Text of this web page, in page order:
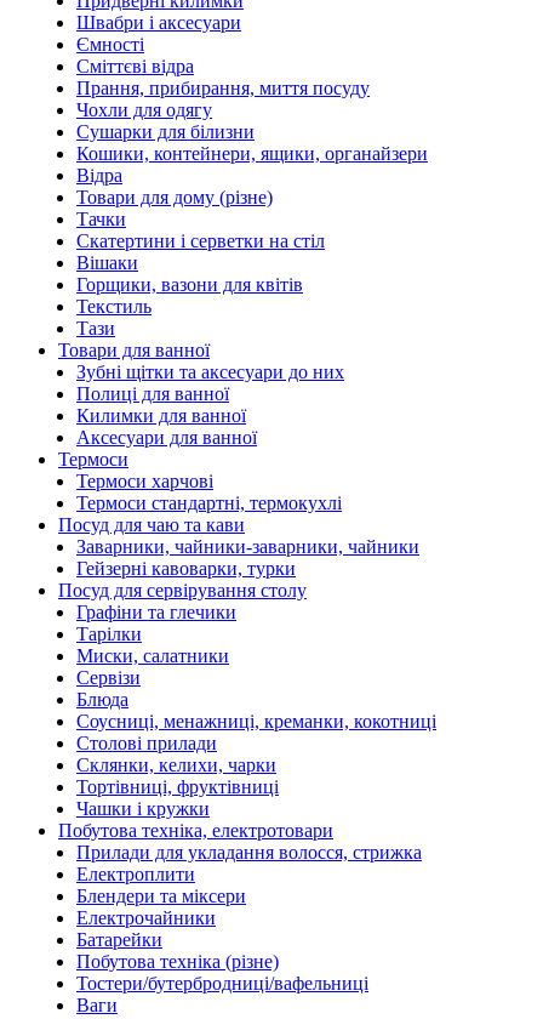
Швабри і аксесуари
Ємності
Сміттєві відра
Прання, прибирання, миття посуду
Чохли для одягу
Сушарки для білизни
Кошики, контейнери, ящики, органайзери
Відра
Товари для дому (різне)
Тачки
Скатертини і серветки на стіл
Вішаки
Горщики, вазони для квітів
Текстиль
Тази
Товари для ванної
Зубні щітки та аксесуари до них
Полиці для ванної
Килимки для ванної
Аксесуари для ванної
Термоси
Термоси харчові
Термоси стандартні, термокухлі
Посуд для чаю та кави
Заварники, чайники-заварники, чайники
Гейзерні кавоварки, турки
Посуд для сервірування столу
Графіни та глечики
Тарілки
Миски, салатники
Сервізи
Блюда
Соусниці, менажниці, креманки, кокотниці
Столові прилади
Склянки, келихи, чарки
Тортівниці, фруктівниці
Чашки і кружки
Побутова техніка, електротовари
Прилади для укладання волосся, стрижка
Електроплити
Блендери та міксери
Електрочайники
Батарейки
Побутова техніка (різне)
Тостери/бутербродниці/вафельниці
Ваги